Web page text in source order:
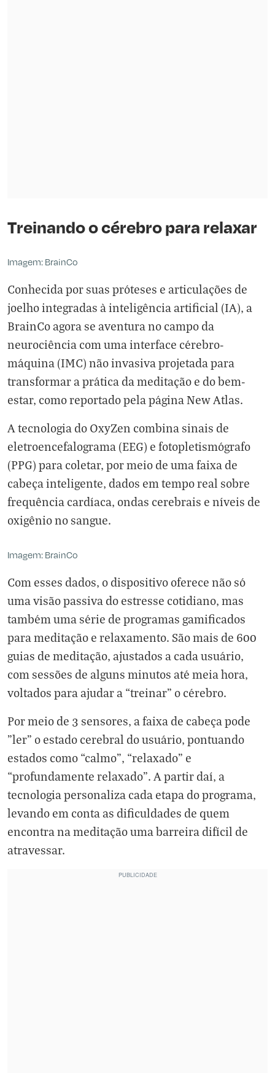
Treinando o cérebro para relaxar
Imagem: BrainCo
Conhecida por suas próteses e articulações de
joelho integradas à inteligência artificial (IA), a
BrainCo agora se aventura no campo da
neurociência com uma interface cérebro-
máquina (IMC) não invasiva projetada para
transformar a prática da meditação e do bem-
estar, como reportado pela página New Atlas.
A tecnologia do OxyZen combina sinais de
eletroencefalograma (EEG) e fotopletismógrafo
(PPG) para coletar, por meio de uma faixa de
cabeça inteligente, dados em tempo real sobre
frequência cardíaca, ondas cerebrais e níveis de
oxigênio no sangue.
Imagem: BrainCo
Com esses dados, o dispositivo oferece não só
uma visão passiva do estresse cotidiano, mas
também uma série de programas gamificados
para meditação e relaxamento. São mais de 600
guias de meditação, ajustados a cada usuário,
com sessões de alguns minutos até meia hora,
voltados para ajudar a “treinar” o cérebro.
Por meio de 3 sensores, a faixa de cabeça pode
"ler" o estado cerebral do usuário, pontuando
estados como “calmo”, “relaxado” e
“profundamente relaxado”. A partir daí, a
tecnologia personaliza cada etapa do programa,
levando em conta as dificuldades de quem
encontra na meditação uma barreira difícil de
atravessar.